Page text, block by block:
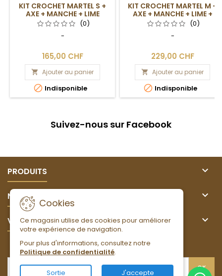
KIT CROCHET MARTEL S +
AXE + MANCHE + LIME
(0)
-
165,00 CHF
 Ajouter au panier
 Indisponible
KIT CROCHET MARTEL M +
AXE + MANCHE + LIME +
DVD
(0)
-
229,00 CHF
 Ajouter au panier
 Indisponible
Suivez-nous sur Facebook
PRODUITS 
NOTRE SOCIÉTÉ 
VOTRE COMPTE 
Cookies
Ce magasin utilise des cookies pour améliorer
votre expérience de navigation.
Pour plus d'informations, consultez notre
Politique de confidentialité.
Sortie J'accepte
LETTRE D'INFORMATIONS